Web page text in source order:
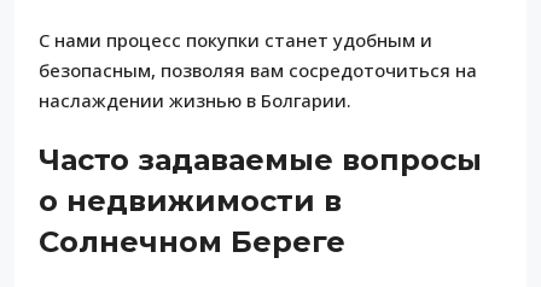
С нами процесс покупки станет удобным и
безопасным, позволяя вам сосредоточиться на
наслаждении жизнью в Болгарии.
Часто задаваемые вопросы
о недвижимости в
Солнечном Береге